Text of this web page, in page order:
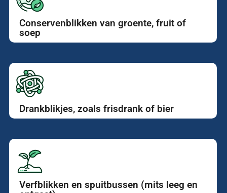
Conservenblikken van groente, fruit of
soep
Drankblikjes, zoals frisdrank of bier
Verfblikken en spuitbussen (mits leeg en